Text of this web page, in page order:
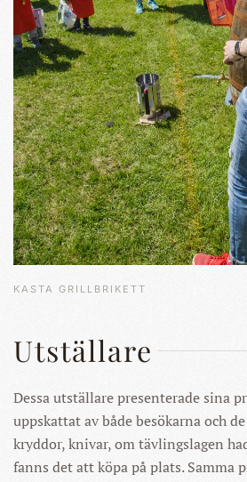
KASTA GRILLBRIKETT
Utställare
Dessa utställare presenterade sina
uppskattat av både besökarna och
kryddor, knivar, om tävlingslagen
fanns det att köpa på plats. Samma